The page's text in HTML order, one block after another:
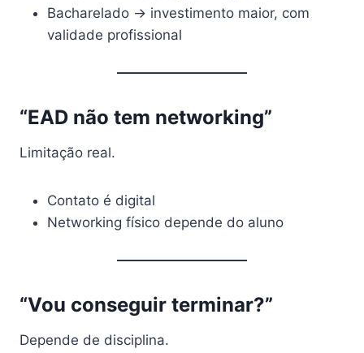
Bacharelado → investimento maior, com
validade profissional
“EAD não tem networking”
Limitação real.
Contato é digital
Networking físico depende do aluno
“Vou conseguir terminar?”
Depende de disciplina.